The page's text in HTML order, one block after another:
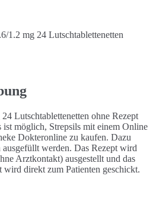
1.2 mg 24 Lutschtablettenetten
Lutschtablettenetten ohne Rezept
möglich, Strepsils mit einem Online
Dokteronline zu kaufen. Dazu
ausgefüllt werden. Das Rezept wird
Arztkontakt) ausgestellt und das
direkt zum Patienten geschickt.